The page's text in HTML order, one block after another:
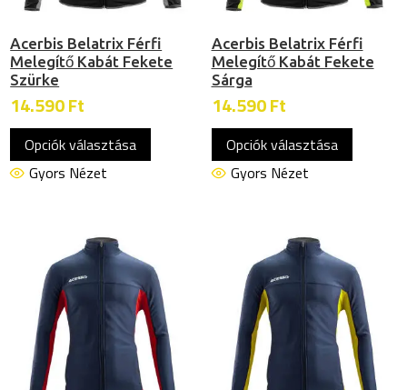
Acerbis Belatrix Férfi
Melegítő Kabát Fekete
Szürke
14.590Ft
Opciók választása
Ennek
terméknek
A
változatok
a
termékoldalon
választhatók
ki
Gyors Nézet
Acerbis Belatrix Férfi
Melegítő Kabát Fekete
Sárga
14.590Ft
Opciók választása
Ennek
A
a
ki
Gyors Nézet